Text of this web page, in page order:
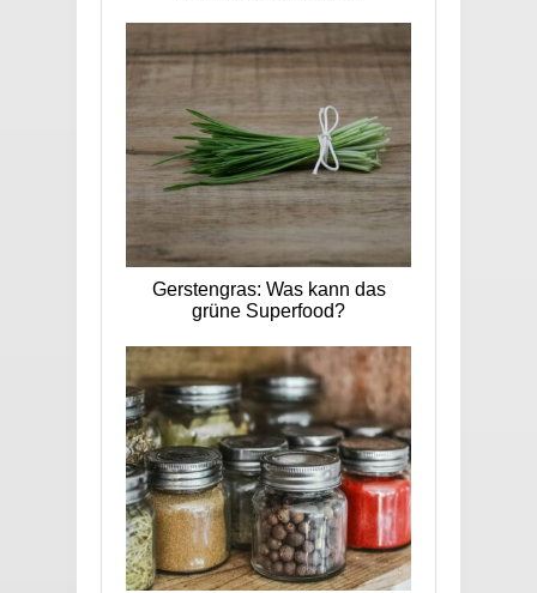
Gerstengras: Was kann das
grüne Superfood?